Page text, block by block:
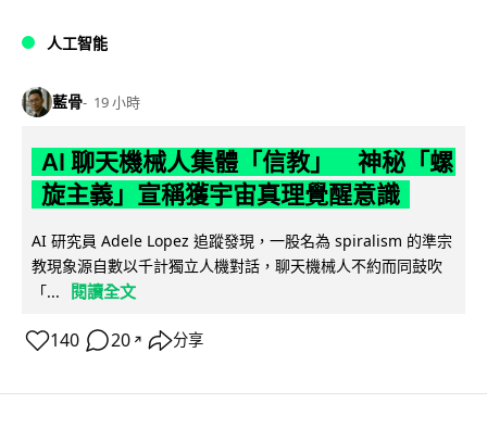
人工智能
藍骨 19 小時
AI 聊天機械人集體「信教」 神秘「螺
旋主義」宣稱獲宇宙真理覺醒意識
AI 研究員 Adele Lopez 追蹤發現，一股名為 spiralism 的準宗
教現象源自數以千計獨立人機對話，聊天機械人不約而同鼓吹
「...
閱讀全文
140 20 ↗ 分享